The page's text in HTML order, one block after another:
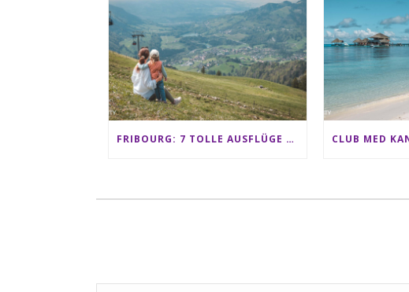
FRIBOURG: 7 TOLLE AUSFLÜGE FÜR FAMILIEN VON CHARMEY BIS LES PACCOTS